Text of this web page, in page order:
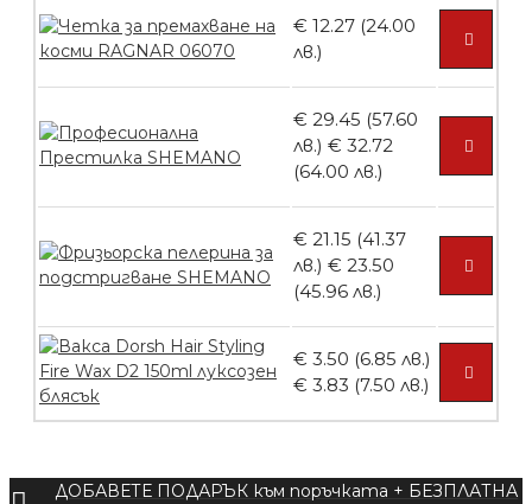
БЕЗПЛАТНО
Пила тип ренде 2в1
Пила тип ренде 2в1
БЕЗПЛАТНО
€ 12.27 (24.00
лв.)
€ 29.45 (57.60
лв.) € 32.72
(64.00 лв.)
€ 21.15 (41.37
лв.) € 23.50
(45.96 лв.)
€ 3.50 (6.85 лв.)
€ 3.83 (7.50 лв.)
ДОБАВЕТЕ ПОДАРЪК към поръчката + БЕЗПЛАТНА